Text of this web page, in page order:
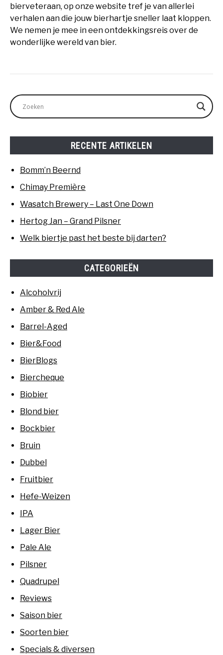
bierveteraan, op onze website tref je van allerlei
verhalen aan die jouw bierhartje sneller laat kloppen.
We nemen je mee in een ontdekkingsreis over de
wonderlijke wereld van bier.
RECENTE ARTIKELEN
Bomm’n Beernd
Chimay Première
Wasatch Brewery – Last One Down
Hertog Jan – Grand Pilsner
Welk biertje past het beste bij darten?
CATEGORIEËN
Alcoholvrij
Amber & Red Ale
Barrel-Aged
Bier&Food
BierBlogs
Biercheque
Biobier
Blond bier
Bockbier
Bruin
Dubbel
Fruitbier
Hefe-Weizen
IPA
Lager Bier
Pale Ale
Pilsner
Quadrupel
Reviews
Saison bier
Soorten bier
Specials & diversen